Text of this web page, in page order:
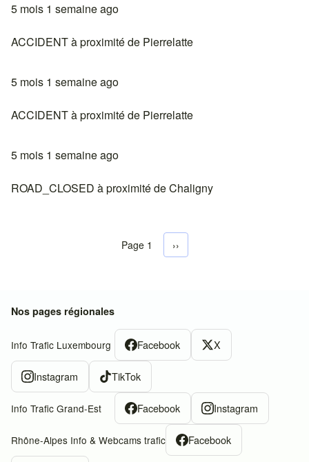
5 mois 1 semaine ago
ACCIDENT à proximité de Pierrelatte
5 mois 1 semaine ago
ACCIDENT à proximité de Pierrelatte
5 mois 1 semaine ago
ROAD_CLOSED à proximité de Chaligny
Pagination
Page 1 Next page
››
Nos pages régionales
Info Trafic Luxembourg Facebook X
Instagram TikTok
Info Trafic Grand-Est Facebook Instagram
Rhône-Alpes Info & Webcams trafic Facebook